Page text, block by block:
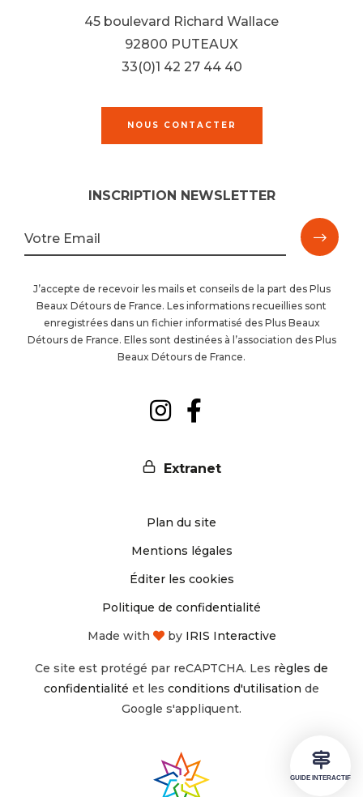
GUIDE INTERACTIF
45 boulevard Richard Wallace
92800 PUTEAUX
33(0)1 42 27 44 40
NOUS CONTACTER
INSCRIPTION NEWSLETTER
Votre Email
la
J’accepte de recevoir les mails et conseils de la part des Plus
Beaux Détours de France. Les informations recueillies sont
enregistrées dans un fichier informatisé des Plus Beaux
Détours de France. Elles sont destinées à l’association des Plus
Beaux Détours de France.
Suivez-
Instagram
Suivez-
Facebook
Extranet
Plan du site
Mentions légales
Éditer les cookies
Politique de confidentialité
Made with
by IRIS Interactive
Ce site est protégé par reCAPTCHA. Les règles de
confidentialité et les conditions d'utilisation de
Google s'appliquent.